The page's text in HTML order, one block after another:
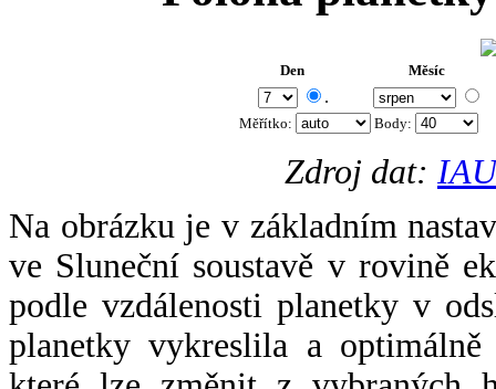
Den Měsíc
.
Měřítko: Body:
Zdroj dat:
Na obrázku je v základním
ve Sluneční soustavě v rovině
podle vzdálenosti planetky v
planetky vykreslila a